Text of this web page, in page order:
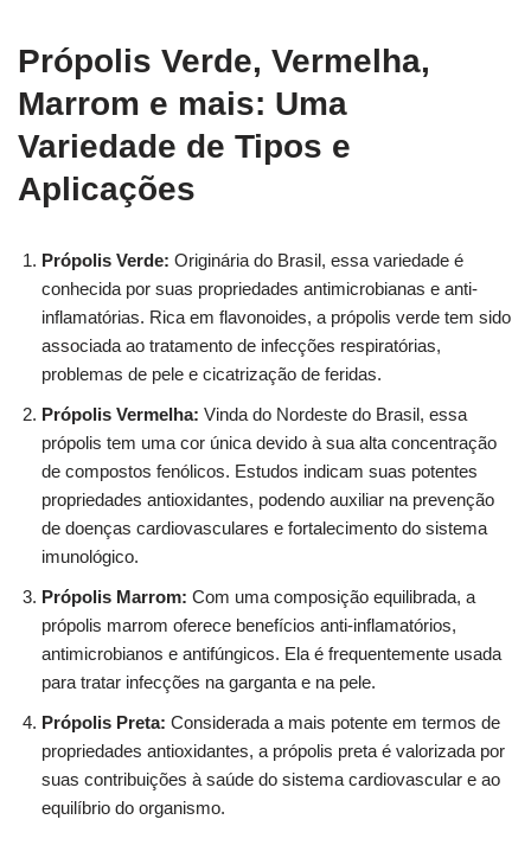
Própolis Verde, Vermelha,
Marrom e mais: Uma
Variedade de Tipos e
Aplicações
Própolis Verde: Originária do Brasil, essa variedade é
conhecida por suas propriedades antimicrobianas e anti-
inflamatórias. Rica em flavonoides, a própolis verde tem sido
associada ao tratamento de infecções respiratórias,
problemas de pele e cicatrização de feridas.
Própolis Vermelha: Vinda do Nordeste do Brasil, essa
própolis tem uma cor única devido à sua alta concentração
de compostos fenólicos. Estudos indicam suas potentes
propriedades antioxidantes, podendo auxiliar na prevenção
de doenças cardiovasculares e fortalecimento do sistema
imunológico.
Própolis Marrom: Com uma composição equilibrada, a
própolis marrom oferece benefícios anti-inflamatórios,
antimicrobianos e antifúngicos. Ela é frequentemente usada
para tratar infecções na garganta e na pele.
Própolis Preta: Considerada a mais potente em termos de
propriedades antioxidantes, a própolis preta é valorizada por
suas contribuições à saúde do sistema cardiovascular e ao
equilíbrio do organismo.